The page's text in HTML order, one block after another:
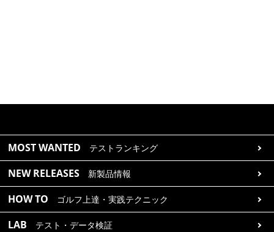
MOST WANTED テストランキング
NEW RELEASES 新製品情報
HOW TO ゴルフ上達・実践テクニック
LAB テスト・データ検証